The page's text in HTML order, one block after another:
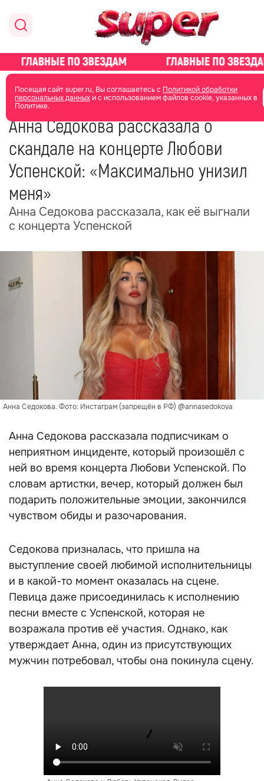
Посещая сайт super.ru, Вы соглашаетесь с Политикой обработки
персональных данныхи с использованием файлов cookie, указанных в
Политике.
главная новости о звездах новости
30 мая
Анна Седокова рассказала о
скандале на концерте Любови
Успенской: «Максимально унизил
меня»
Анна Седокова рассказала, как её выгнали
с концерта Успенской
Анна Седокова. Фото: Инстаграм (запрещён в РФ) @annasedokova
Анна Седокова рассказала подписчикам о
неприятном инциденте, который произошёл с
ней во время концерта Любови Успенской. По
словам артистки, вечер, который должен был
подарить положительные эмоции, закончился
чувством обиды и разочарования.
Седокова призналась, что пришла на
выступление своей любимой исполнительницы
и в какой-то момент оказалась на сцене.
Певица даже присоединилась к исполнению
песни вместе с Успенской, которая не
возражала против её участия. Однако, как
утверждает Анна, один из присутствующих
мужчин потребовал, чтобы она покинула сцену.